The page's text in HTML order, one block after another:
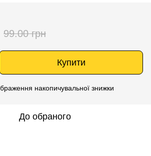
99.00 грн
Купити
накопичувальної знижки
До обраного